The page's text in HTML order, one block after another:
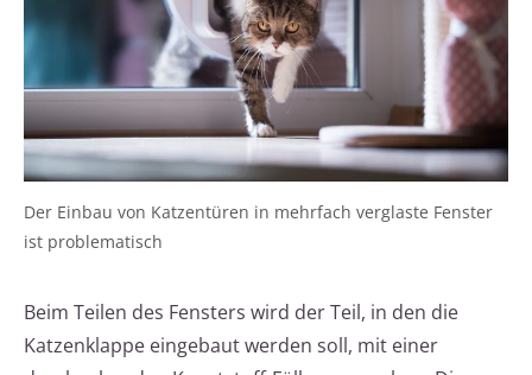
Der Einbau von Katzentüren in mehrfach verglaste Fenster
ist problematisch
Beim Teilen des Fensters wird der Teil, in den die
Katzenklappe eingebaut werden soll, mit einer